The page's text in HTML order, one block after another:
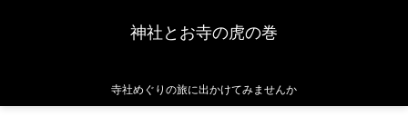
神社とお寺の虎の巻
寺社めぐりの旅に出かけてみませんか